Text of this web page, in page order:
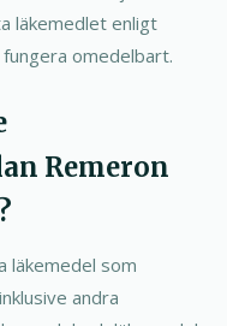
läkemedlet enligt
omedelbart.
Remeron
läkemedel som
andra